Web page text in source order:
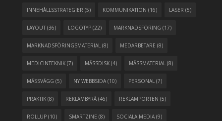
INNEHÅLLSSTRATEGIER (5) KOMMUNIKATION (16) LASER (5)
LAYOUT (36) LOGOTYP (22) MARKNADSFÖRING (17)
MARKNADSFÖRINGSMATERIAL (8) MEDARBETARE (8)
MEDICINTEKNIK (7) MÄSSDISK (4) MÄSSMATERIAL (8)
MÄSSVÄGG (5) NY WEBBSIDA (10) PERSONAL (7)
PRAKTIK (8) REKLAMBYRÅ (46) REKLAMPORTEN (5)
ROLLUP (10) SMARTZINE (8) SOCIALA MEDIA (9)